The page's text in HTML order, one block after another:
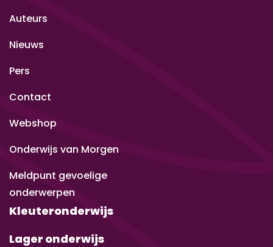
Auteurs
Nieuws
Pers
Contact
Webshop
Onderwijs van Morgen
Meldpunt gevoelige
onderwerpen
Kleuteronderwijs
Lager onderwijs